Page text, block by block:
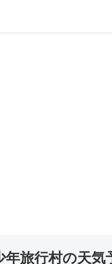
年旅行村の天気